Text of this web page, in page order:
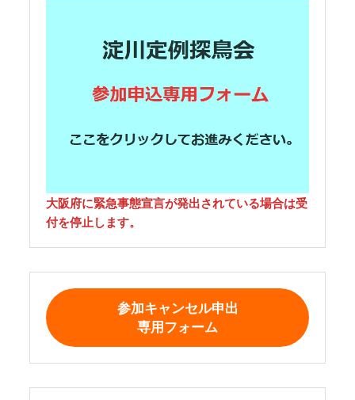
大阪府に緊急事態宣言が発出されている場合は受
付を停止します。
参加キャンセル申出
専用フォーム